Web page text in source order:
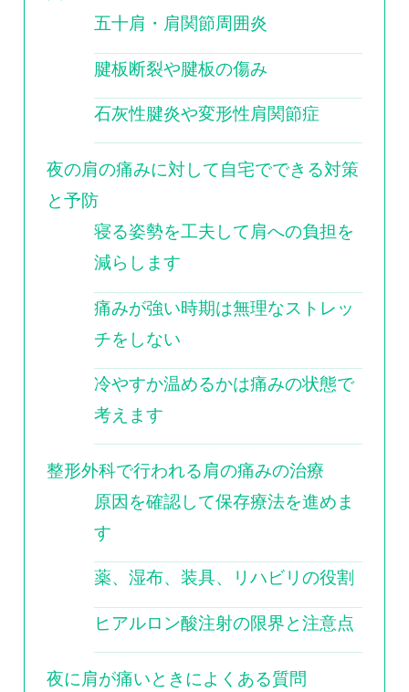
五十肩・肩関節周囲炎
腱板断裂や腱板の傷み
石灰性腱炎や変形性肩関節症
夜の肩の痛みに対して自宅でできる対策
と予防
寝る姿勢を工夫して肩への負担を
減らします
痛みが強い時期は無理なストレッ
チをしない
冷やすか温めるかは痛みの状態で
考えます
整形外科で行われる肩の痛みの治療
原因を確認して保存療法を進めま
す
薬、湿布、装具、リハビリの役割
ヒアルロン酸注射の限界と注意点
夜に肩が痛いときによくある質問